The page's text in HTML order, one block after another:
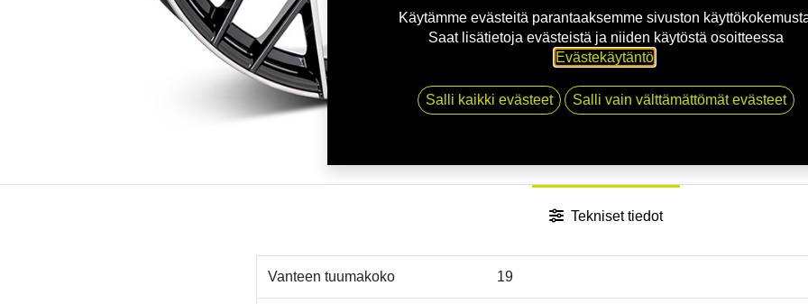
Tekniset tiedot
Vanteen tuumakoko 19
Käytämme evästeitä parantaaksemme sivuston
Saat lisätietoja evästeistä ja niiden käytöstä osoitteessa
Evästekäytäntö.
Salli kaikki evästeet Salli vain välttämättömät evästeet